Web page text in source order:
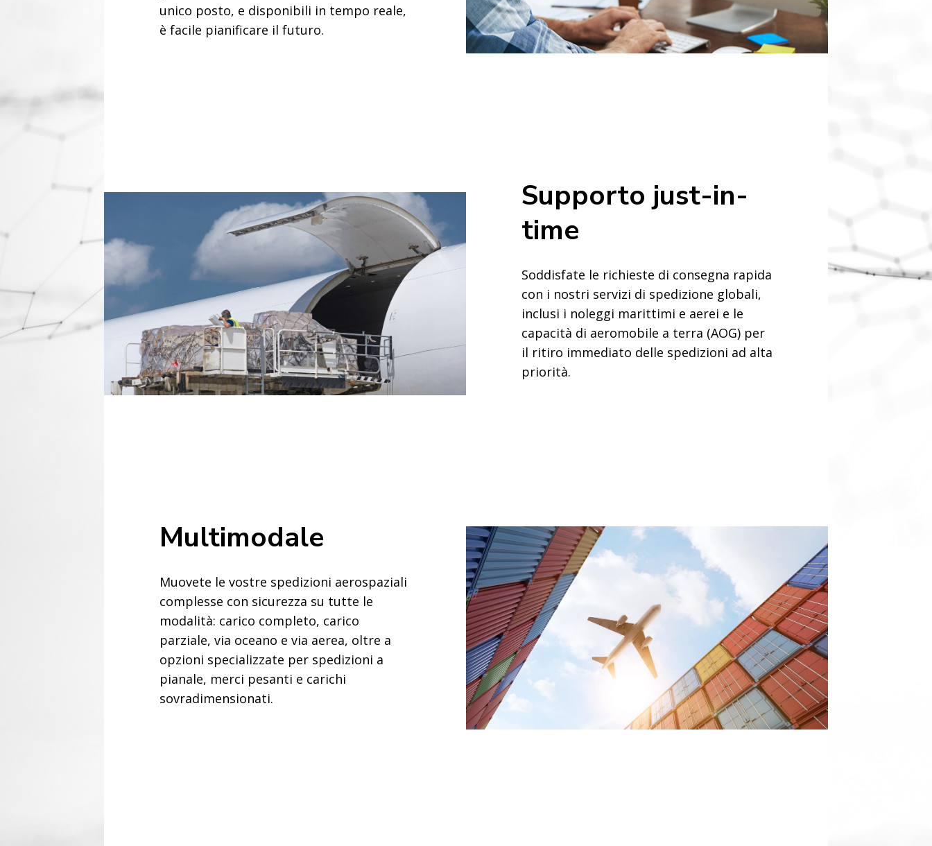
unico posto, e disponibili in tempo reale,
è facile pianificare il futuro.
Supporto just-in-
time
Soddisfate le richieste di consegna rapida
con i nostri servizi di spedizione globali,
inclusi i noleggi marittimi e aerei e le
capacità di aeromobile a terra (AOG) per
il ritiro immediato delle spedizioni ad alta
priorità.
Multimodale
Muovete le vostre spedizioni aerospaziali
complesse con sicurezza su tutte le
modalità: carico completo, carico
parziale, via oceano e via aerea, oltre a
opzioni specializzate per spedizioni a
pianale, merci pesanti e carichi
sovradimensionati.